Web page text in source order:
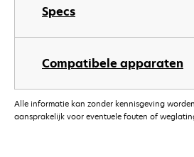
Specs
Compatibele apparaten
Alle informatie kan zonder kennisgeving
aansprakelijk voor eventuele fouten of